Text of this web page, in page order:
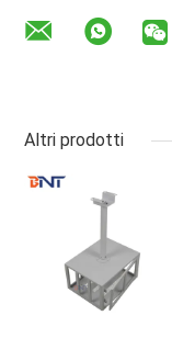
Altri prodotti